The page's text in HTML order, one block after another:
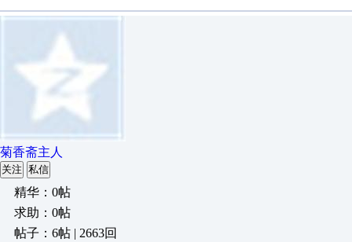
菊香斋主人
关注 私信
精华：0帖
求助：0帖
帖子：6帖 | 2663回